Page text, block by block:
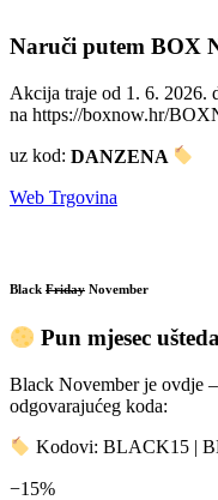
Naruči putem BOX
Akcija traje od 1. 6. 2026.
na https://boxnow.hr/
uz kod: DANZENA
Web Trgovina
Black Friday November
Pun mjesec
Black November je ovdje
odgovarajućeg koda:
Kodovi: BLACK15 |
−15%